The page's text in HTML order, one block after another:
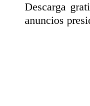
Descarga
anuncios